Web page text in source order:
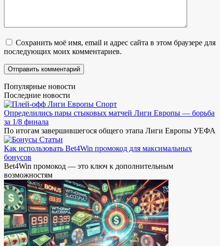
Сохранить моё имя, email и адрес сайта в этом браузере для
последующих моих комментариев.
Популярные новости
Последние новости
Спорт
Определились пары стыковых матчей Лиги Европы — борьба
за 1/8 финала
По итогам завершившегося общего этапа Лиги Европы УЕФА
Статьи
Как использовать Bet4Win промокод для максимальных
бонусов
Bet4Win промокод — это ключ к дополнительным
возможностям